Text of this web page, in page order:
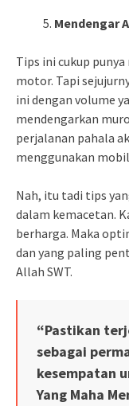
Mendengar
Tips ini cukup
motor. Tapi
ini dengan volume
mendengarkan
perjalanan pahala
menggunakan
Nah, itu tadi tips
dalam kemacetan.
berharga. Maka
dan yang paling
Allah SWT.
“Pastikan
sebagai
kesempatan
Yang Maha